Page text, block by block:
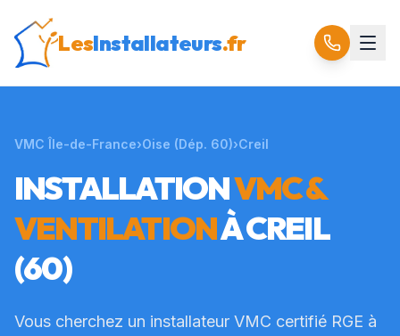
LesInstallateurs.fr
VMC Île-de-France›Oise (Dép. 60)›Creil
INSTALLATIONVMC &
VENTILATIONÀCREIL
(60)
Vous cherchez un installateur VMC certifié RGE à